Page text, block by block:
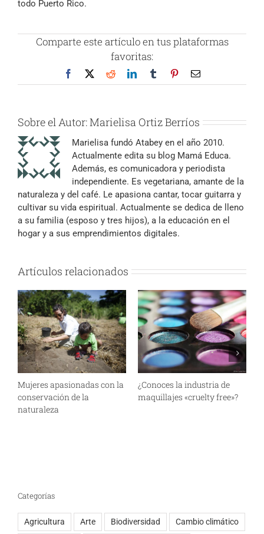
todo Puerto Rico.
Comparte este artículo en tus plataformas
favoritas:
Facebook RedditLinkedInTumblr PinterestCorreo
electrónico
Sobre el Autor:Marielisa Ortiz Berríos
Marielisa fundó Atabey en el año 2010.
Actualmente edita su blog Mamá Educa.
Además, es comunicadora y periodista
independiente. Es vegetariana, amante de la
naturaleza y del café. Le apasiona cantar, tocar guitarra y
cultivar su vida espiritual. Actualmente se dedica de lleno
a su familia (esposo y tres hijos), a la educación en el
hogar y a sus emprendimientos digitales.
Artículos relacionados
Mujeres apasionadas con la
conservación de la
naturaleza
¿Conoces la industria de
maquillajes «cruelty free»?
Categorías
Agricultura Arte Biodiversidad Cambio climático